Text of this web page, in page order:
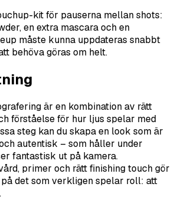
kit för pauserna mellan shots:
en extra mascara och en
måste kunna uppdateras snabbt
behöva göras om helt.
är en kombination av rätt
förståelse för hur ljus spelar med
steg kan du skapa en look som är
autentisk – som håller under
fantastisk ut på kamera.
primer och rätt finishing touch gör
det som verkligen spelar roll: att